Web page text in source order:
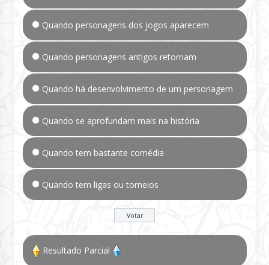
Quando personagens dos jogos aparecem
Quando personagens antigos retornam
Quando há desenvolvimento de um personagem
Quando se aprofundam mais na história
Quando tem bastante comédia
Quando tem ligas ou torneios
Resultado Parcial